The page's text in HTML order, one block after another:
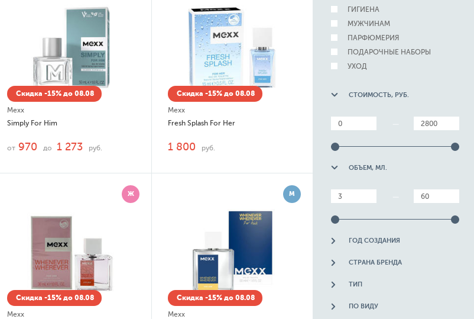
Скидка -15% до 08.08
Mexx
Simply For Him
от 970 до 1 273 руб.
Скидка -15% до 08.08
Mexx
Fresh Splash For Her
1 800 руб.
Ж
Скидка -15% до 08.08
Mexx
М
Скидка -15% до 08.08
Mexx
ГИГИЕНА
МУЖЧИНАМ
ПАРФЮМЕРИЯ
ПОДАРОЧНЫЕ НАБОРЫ
УХОД
СТОИМОСТЬ, РУБ.
ОБЪЕМ, МЛ.
ГОД СОЗДАНИЯ
СТРАНА БРЕНДА
ТИП
ПО ВИДУ